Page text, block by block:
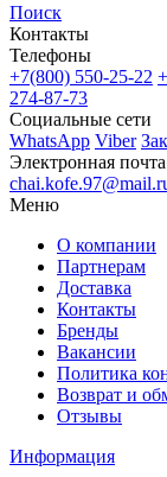
Поиск
Контакты
Телефоны
+7(800) 550-25-22
274-87-73
Социальные сети
WhatsApp Viber
Электронная почта
Меню
О компании
Партнерам
Доставка
Контакты
Бренды
Вакансии
Политика
Возврат и
Отзывы
Информация